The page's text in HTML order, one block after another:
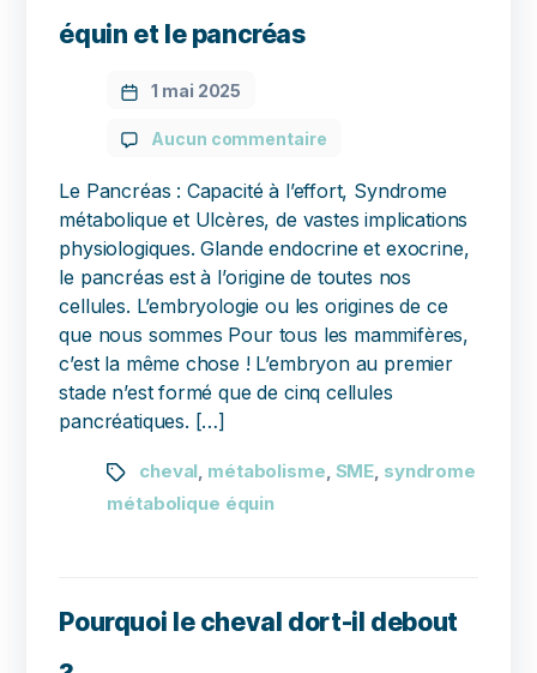
équin et le pancréas
1 mai 2025
Aucun commentaire
Le Pancréas : Capacité à l’effort, Syndrome
métabolique et Ulcères, de vastes implications
physiologiques. Glande endocrine et exocrine,
le pancréas est à l’origine de toutes nos
cellules. L’embryologie ou les origines de ce
que nous sommes Pour tous les mammifères,
c’est la même chose ! L’embryon au premier
stade n’est formé que de cinq cellules
pancréatiques. […]
cheval métabolisme SME syndrome
métabolique équin
Pourquoi le cheval dort-il debout